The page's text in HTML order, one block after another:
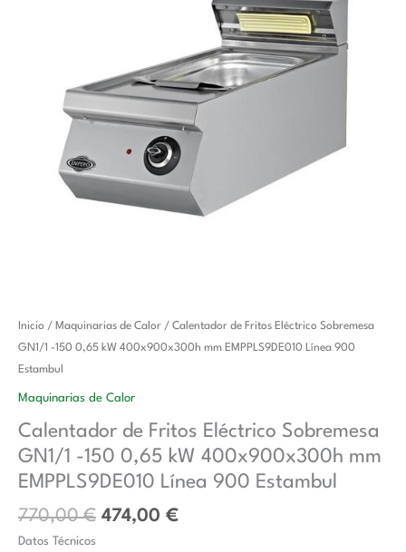
Inicio / Maquinarias de Calor / Calentador de Fritos Eléctrico Sobremesa
GN1/1 -150 0,65 kW 400x900x300h mm EMPPLS9DE010 Línea 900
Estambul
Maquinarias de Calor
Calentador de Fritos Eléctrico Sobremesa
GN1/1 -150 0,65 kW 400x900x300h mm
EMPPLS9DE010 Línea 900 Estambul
770,00€
El
precio
era:
474,00 €
El
precio
Datos Técnicos
Calentador
de
Fritos
Eléctrico
GN1/1
-150
0,65
400x900x300h
mm